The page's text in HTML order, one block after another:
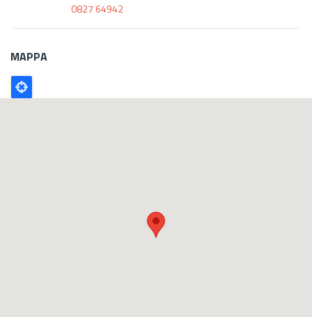
0827 64942
MAPPA
Poligono
GEO